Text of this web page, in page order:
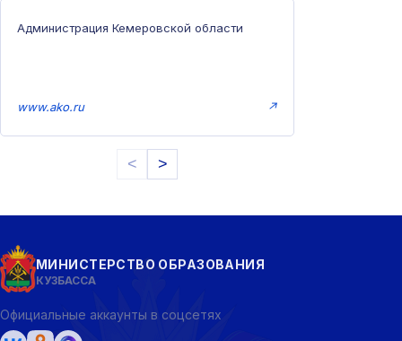
Администрация Кемеровской области
www.ako.ru ↗
< >
МИНИСТЕРСТВО ОБРАЗОВАНИЯ
КУЗБАССА
Официальные аккаунты в соцсетях